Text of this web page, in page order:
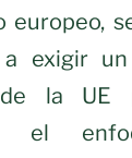
europeo,
a exigir
de la UE
el